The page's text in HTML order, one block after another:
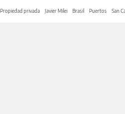
Propiedad privada Javier Milei Brasil Puertos San